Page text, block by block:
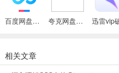
上传分享自己作品，方便与他人交流。
2、摄影师发现与约拍：提供摄影师
3、在线沟通与费用协商：内置即时
细节进行直接沟通与协商。
百度网盘绿色免安装Pc电脑版 夸克网盘官方正式版
相关文章